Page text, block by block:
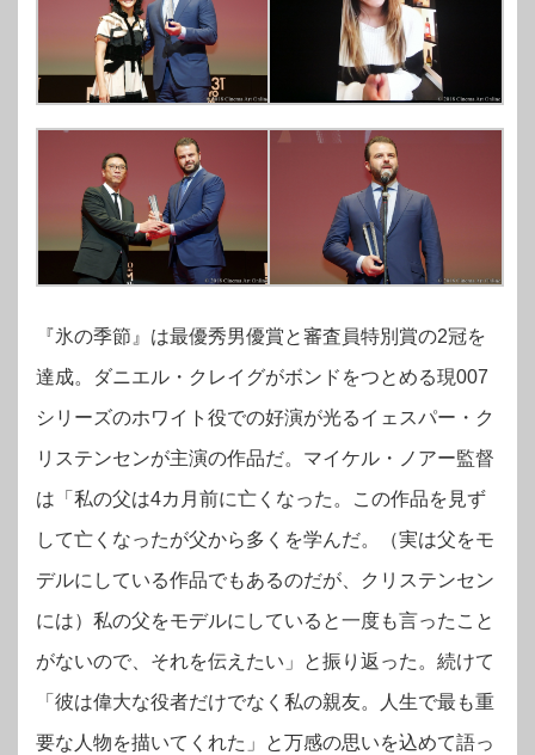
『氷の季節』は最優秀男優賞と審査員特別賞の2冠を
達成。ダニエル・クレイグがボンドをつとめる現007
シリーズのホワイト役での好演が光るイェスパー・ク
リステンセンが主演の作品だ。マイケル・ノアー監督
は「私の父は4カ月前に亡くなった。この作品を見ず
して亡くなったが父から多くを学んだ。（実は父をモ
デルにしている作品でもあるのだが、クリステンセン
には）私の父をモデルにしていると一度も言ったこと
がないので、それを伝えたい」と振り返った。続けて
「彼は偉大な役者だけでなく私の親友。人生で最も重
要な人物を描いてくれた」と万感の思いを込めて語っ